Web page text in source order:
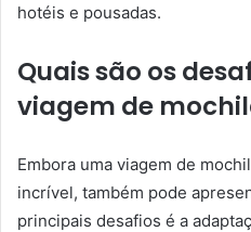
hotéis e pousadas.
Quais são os
viagem de
Embora uma viagem de
incrível, também pode
principais desafios é a